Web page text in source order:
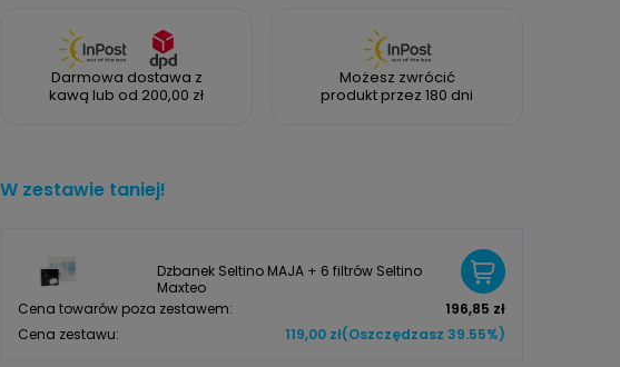
Darmowa dostawa z
kawą lub od 200,00 zł
Możesz zwrócić
produkt przez 180 dni
W zestawie taniej!
Dzbanek Seltino MAJA + 6 filtrów Seltino
Maxteo
Cena towarów poza zestawem:
196,85 zł
Cena zestawu:
119,00 zł(Oszczędzasz 39.55%)